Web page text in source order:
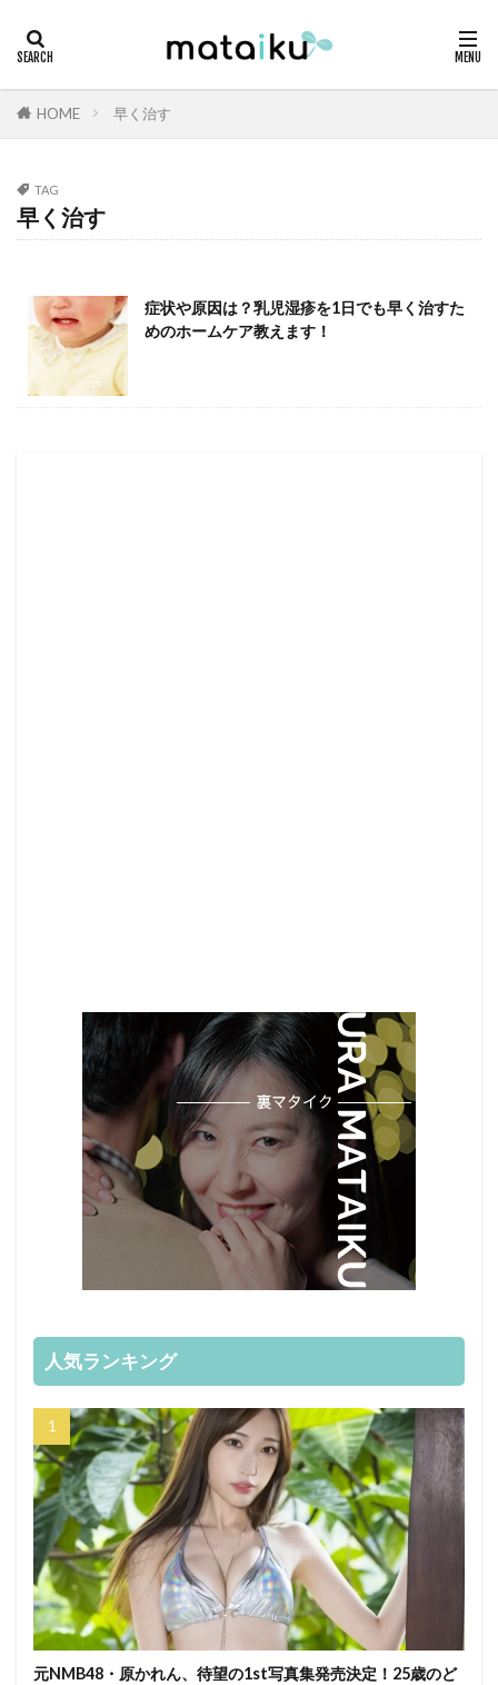
HOME 早く治す
TAG
早く治す
症状や原因は？乳児湿疹を1日でも早く治すた
めのホームケア教えます！
人気ランキング
元NMB48・原かれん、待望の1st写真集発売決定！25歳のど